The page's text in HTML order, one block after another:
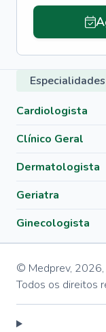
Cardiologista
Clínico Geral
Dermatologista
Geriatra
Ginecologista
© Medprev, 2026,
Todos os direitos